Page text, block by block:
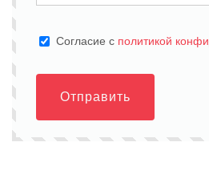
Cогласие с политикой
Отправить